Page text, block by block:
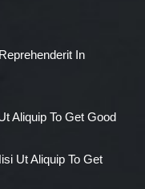
In
Aliquip To Get Good
Ut Aliquip To Get